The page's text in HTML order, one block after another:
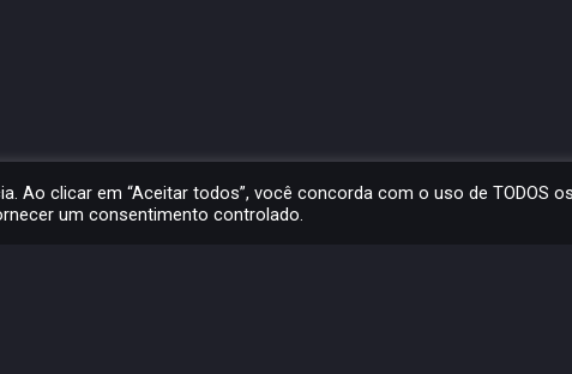
Ao clicar em “Aceitar todos”, você concorda com o uso de TODOS os
um consentimento controlado.